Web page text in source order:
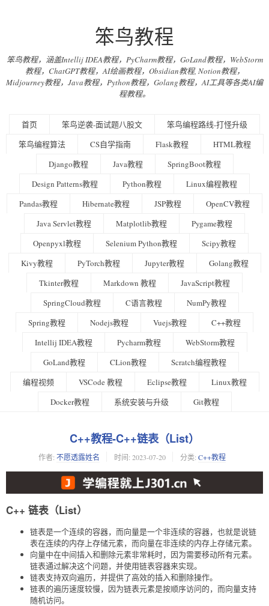
笨鸟教程
笨鸟教程，涵盖Intellij IDEA教程，PyCharm教程，GoLand教程，WebStorm
教程，ChatGPT教程，AI绘画教程，Obsidian教程, Notion教程，
Midjourney教程，Java教程，Python教程，Golang教程，AI工具等各类AI编
程教程。
首页 笨鸟逆袭-面试题八股文
笨鸟编程路线-打怪升级
笨鸟编程算法
CS自学指南 Flask教程
HTML教程
Django教程
Java教程
SpringBoot教程
Design Patterns教程
Python教程
Linux编程教程
Pandas教程
Hibernate教程 JSP教程
OpenCV教程
Java Servlet教程
Matplotlib教程
Pygame教程
Openpyxl教程
Selenium Python教程
Scipy教程
Kivy教程
PyTorch教程 Jupyter教程
Golang教程
Tkinter教程
Markdown 教程
JavaScript教程
SpringCloud教程
C语言教程
NumPy教程
Spring教程
Nodejs教程 Vuejs教程
C++教程
Intellij IDEA教程
Pycharm教程
WebStorm教程
GoLand教程
CLion教程
Scratch编程教程
编程视频
VSCode 教程 Eclipse教程
Linux教程
Docker教程
系统安装与升级 Git教程
C++教程-C++链表（List）
作者: 不愿透露姓名 时间: 2023-07-20 分类: C++教程
C++ 链表（List）
链表是一个连续的容器，而向量是一个非连续的容器，也就是说链
表在连续的内存上存储元素，而向量在非连续的内存上存储元素。
向量中在中间插入和删除元素非常耗时，因为需要移动所有元素。
链表通过解决这个问题，并使用链表容器来实现。
链表支持双向遍历，并提供了高效的插入和删除操作。
链表的遍历速度较慢，因为链表元素是按顺序访问的，而向量支持
随机访问。